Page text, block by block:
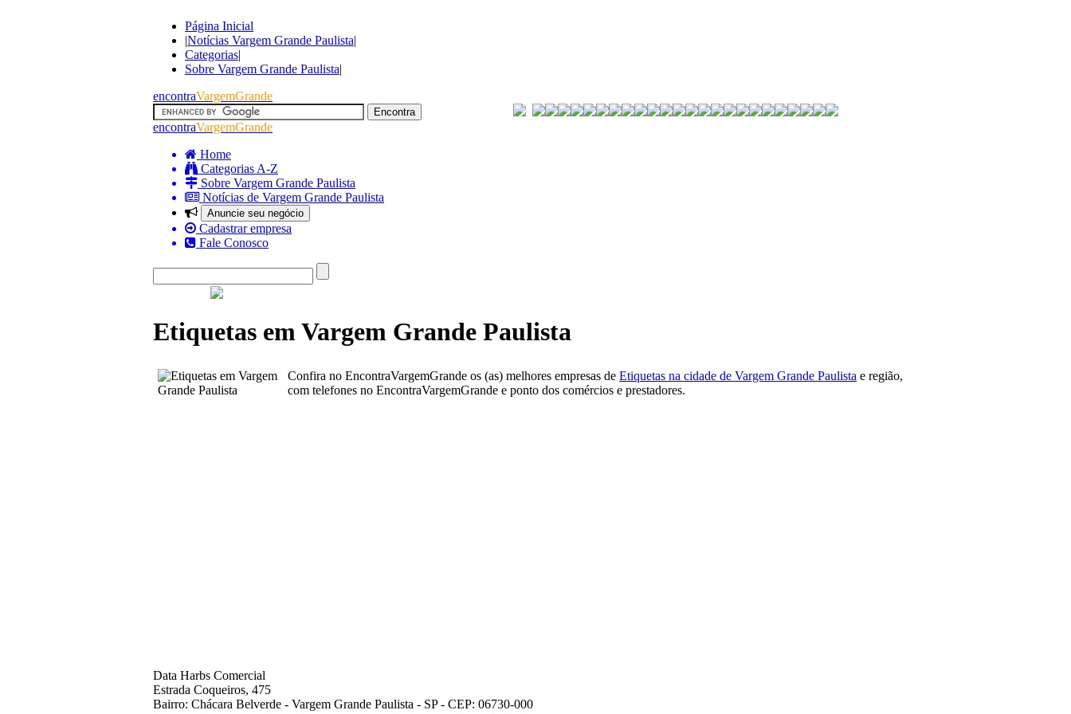
Página Inicial
|Notícias Vargem Grande Paulista|
Categorias|
Sobre Vargem Grande Paulista|
encontraVargemGrande
encontraVargemGrande
Home
Categorias A-Z
Sobre Vargem Grande Paulista
Notícias de Vargem Grande Paulista
Anuncie seu negócio
Cadastrar empresa
Fale Conosco
Etiquetas em Vargem Grande Paulista
Confira no EncontraVargemGrande os (as) melhores empresas de Etiquetas na cidade de Vargem Grande Paulista e região,
com telefones no EncontraVargemGrande e ponto dos comércios e prestadores.
Data Harbs Comercial
Estrada Coqueiros, 475
Bairro: Chácara Belverde - Vargem Grande Paulista - SP - CEP: 06730-000